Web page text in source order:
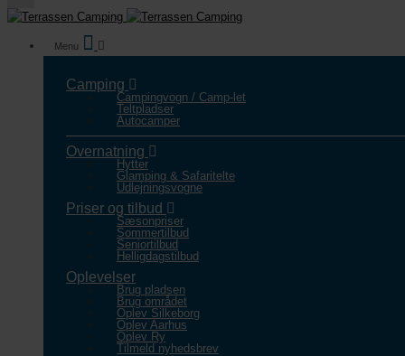
Camping
Campingvogn / Camp-let
Teltpladser
Autocamper
Overnatning
Hytter
Glamping & Safaritelte
Udlejningsvogne
Priser og tilbud
Sæsonpriser
Sommertilbud
Seniortilbud
Helligdagstilbud
Oplevelser
Brug pladsen
Brug området
Oplev Silkeborg
Oplev Aarhus
Oplev Ry
Tilmeld nyhedsbrev